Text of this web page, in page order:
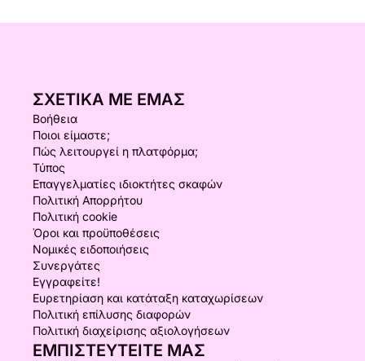
ΣΧΕΤΙΚΆ ΜΕ ΕΜΆΣ
Βοήθεια
Ποιοι είμαστε;
Πώς λειτουργεί η πλατφόρμα;
Τύπος
Επαγγελματίες ιδιοκτήτες σκαφών
Πολιτική Απορρήτου
Πολιτική cookie
Όροι και προϋποθέσεις
Νομικές ειδοποιήσεις
Συνεργάτες
Εγγραφείτε!
Ευρετηρίαση και κατάταξη καταχωρίσεων
Πολιτική επίλυσης διαφορών
Πολιτική διαχείρισης αξιολογήσεων
ΕΜΠΙΣΤΕΥΤΕΊΤΕ ΜΑΣ